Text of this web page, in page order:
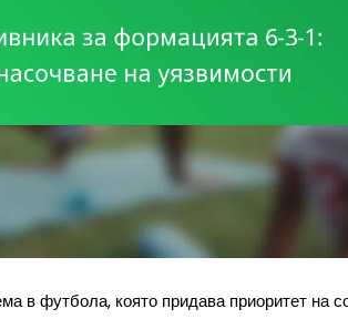
в футбола, която придава приоритет на